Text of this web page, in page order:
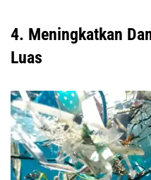
4. Meningkatkan
Luas